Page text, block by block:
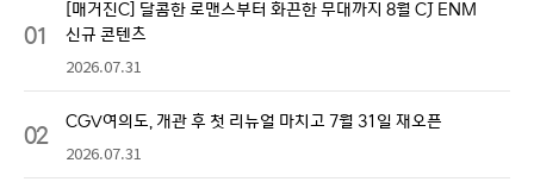
01
[매거진C] 달콤한 로맨스부터 화끈한 무대까지 8월 CJ ENM
신규 콘텐츠
2026.07.31
02 CGV여의도, 개관 후 첫 리뉴얼 마치고 7월 31일 재오픈
2026.07.31